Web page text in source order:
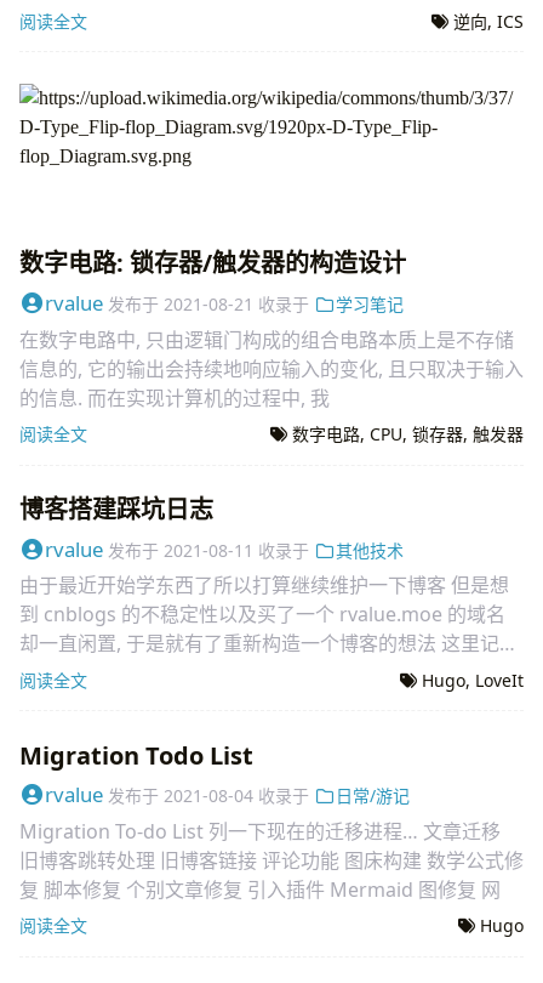
阅读全文 逆向, ICS
数字电路: 锁存器/触发器的构造设计
rvalue 发布于 2021-08-21 收录于 学习笔记
在数字电路中, 只由逻辑门构成的组合电路本质上是不存储
信息的, 它的输出会持续地响应输入的变化, 且只取决于输入
的信息. 而在实现计算机的过程中, 我
阅读全文 数字电路, CPU, 锁存器, 触发器
博客搭建踩坑日志
rvalue 发布于 2021-08-11 收录于 其他技术
由于最近开始学东西了所以打算继续维护一下博客 但是想
到 cnblogs 的不稳定性以及买了一个 rvalue.moe 的域名
却一直闲置, 于是就有了重新构造一个博客的想法 这里记录
一下
阅读全文 Hugo, LoveIt
Migration Todo List
rvalue 发布于 2021-08-04 收录于 日常/游记
Migration To-do List 列一下现在的迁移进程… 文章迁移
旧博客跳转处理 旧博客链接 评论功能 图床构建 数学公式修
复 脚本修复 个别文章修复 引入插件 Mermaid 图修复 网
阅读全文 Hugo